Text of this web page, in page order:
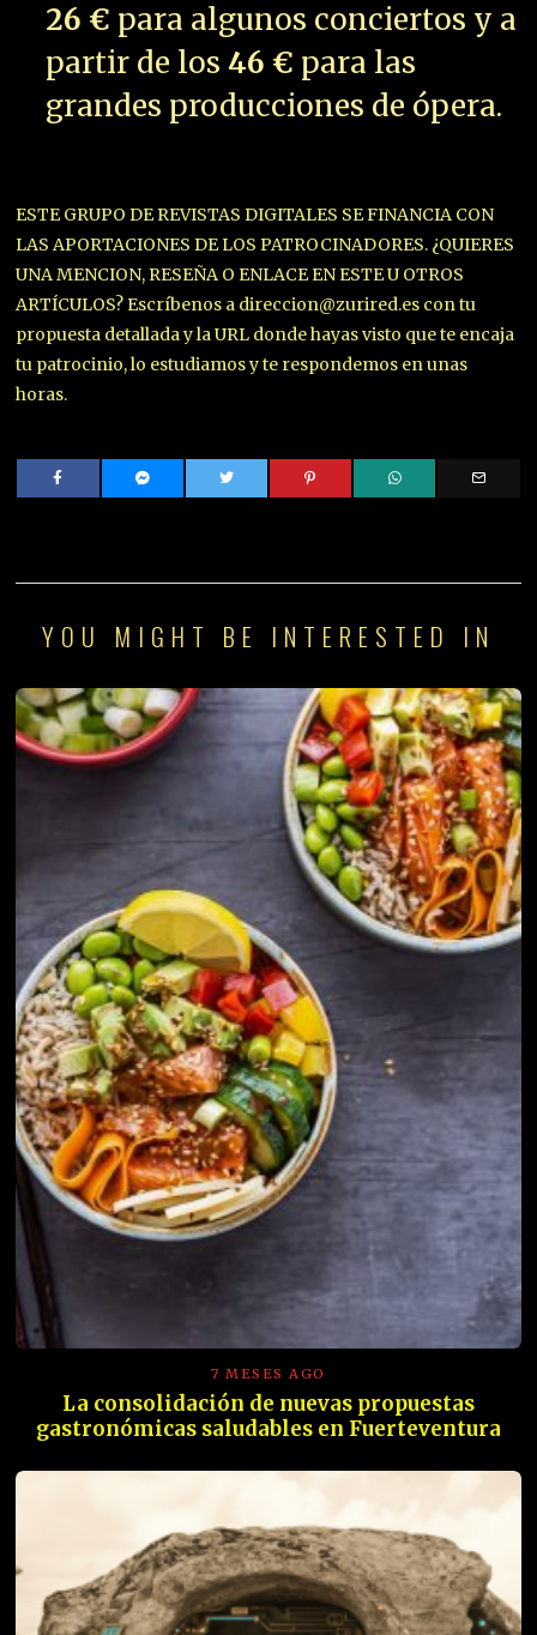
26 € para algunos conciertos y a
partir de los 46 € para las
grandes producciones de ópera.
ESTE GRUPO DE REVISTAS DIGITALES SE FINANCIA CON
LAS APORTACIONES DE LOS PATROCINADORES. ¿QUIERES
UNA MENCION, RESEÑA O ENLACE EN ESTE U OTROS
ARTÍCULOS? Escríbenos a direccion@zurired.es con tu
propuesta detallada y la URL donde hayas visto que te encaja
tu patrocinio, lo estudiamos y te respondemos en unas
horas.
YOU MIGHT BE INTERESTED IN
7 MESES AGO
La consolidación de nuevas propuestas
gastronómicas saludables en Fuerteventura